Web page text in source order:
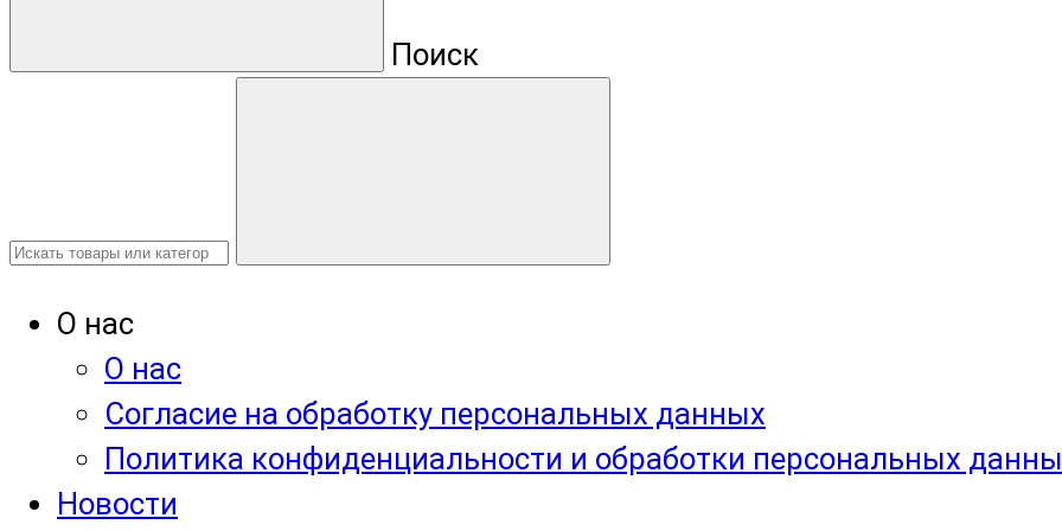
Поиск
О нас
О нас
Согласие на обработку персональных данных
Политика конфиденциальности и обработки персональных
Новости